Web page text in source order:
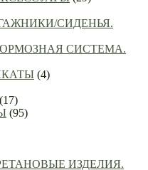
СИДЕНЬЯ.
СИСТЕМА.
(4)
(17)
(95)
ИЗДЕЛИЯ.